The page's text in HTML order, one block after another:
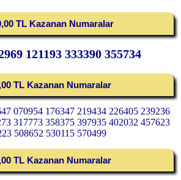
TL Kazanan Numaralar
121193 333390 355734
TL Kazanan Numaralar
070954 176347 219434 226405 239236
317773 358375 397935 402032 457623
508652 530115 570499
TL Kazanan Numaralar